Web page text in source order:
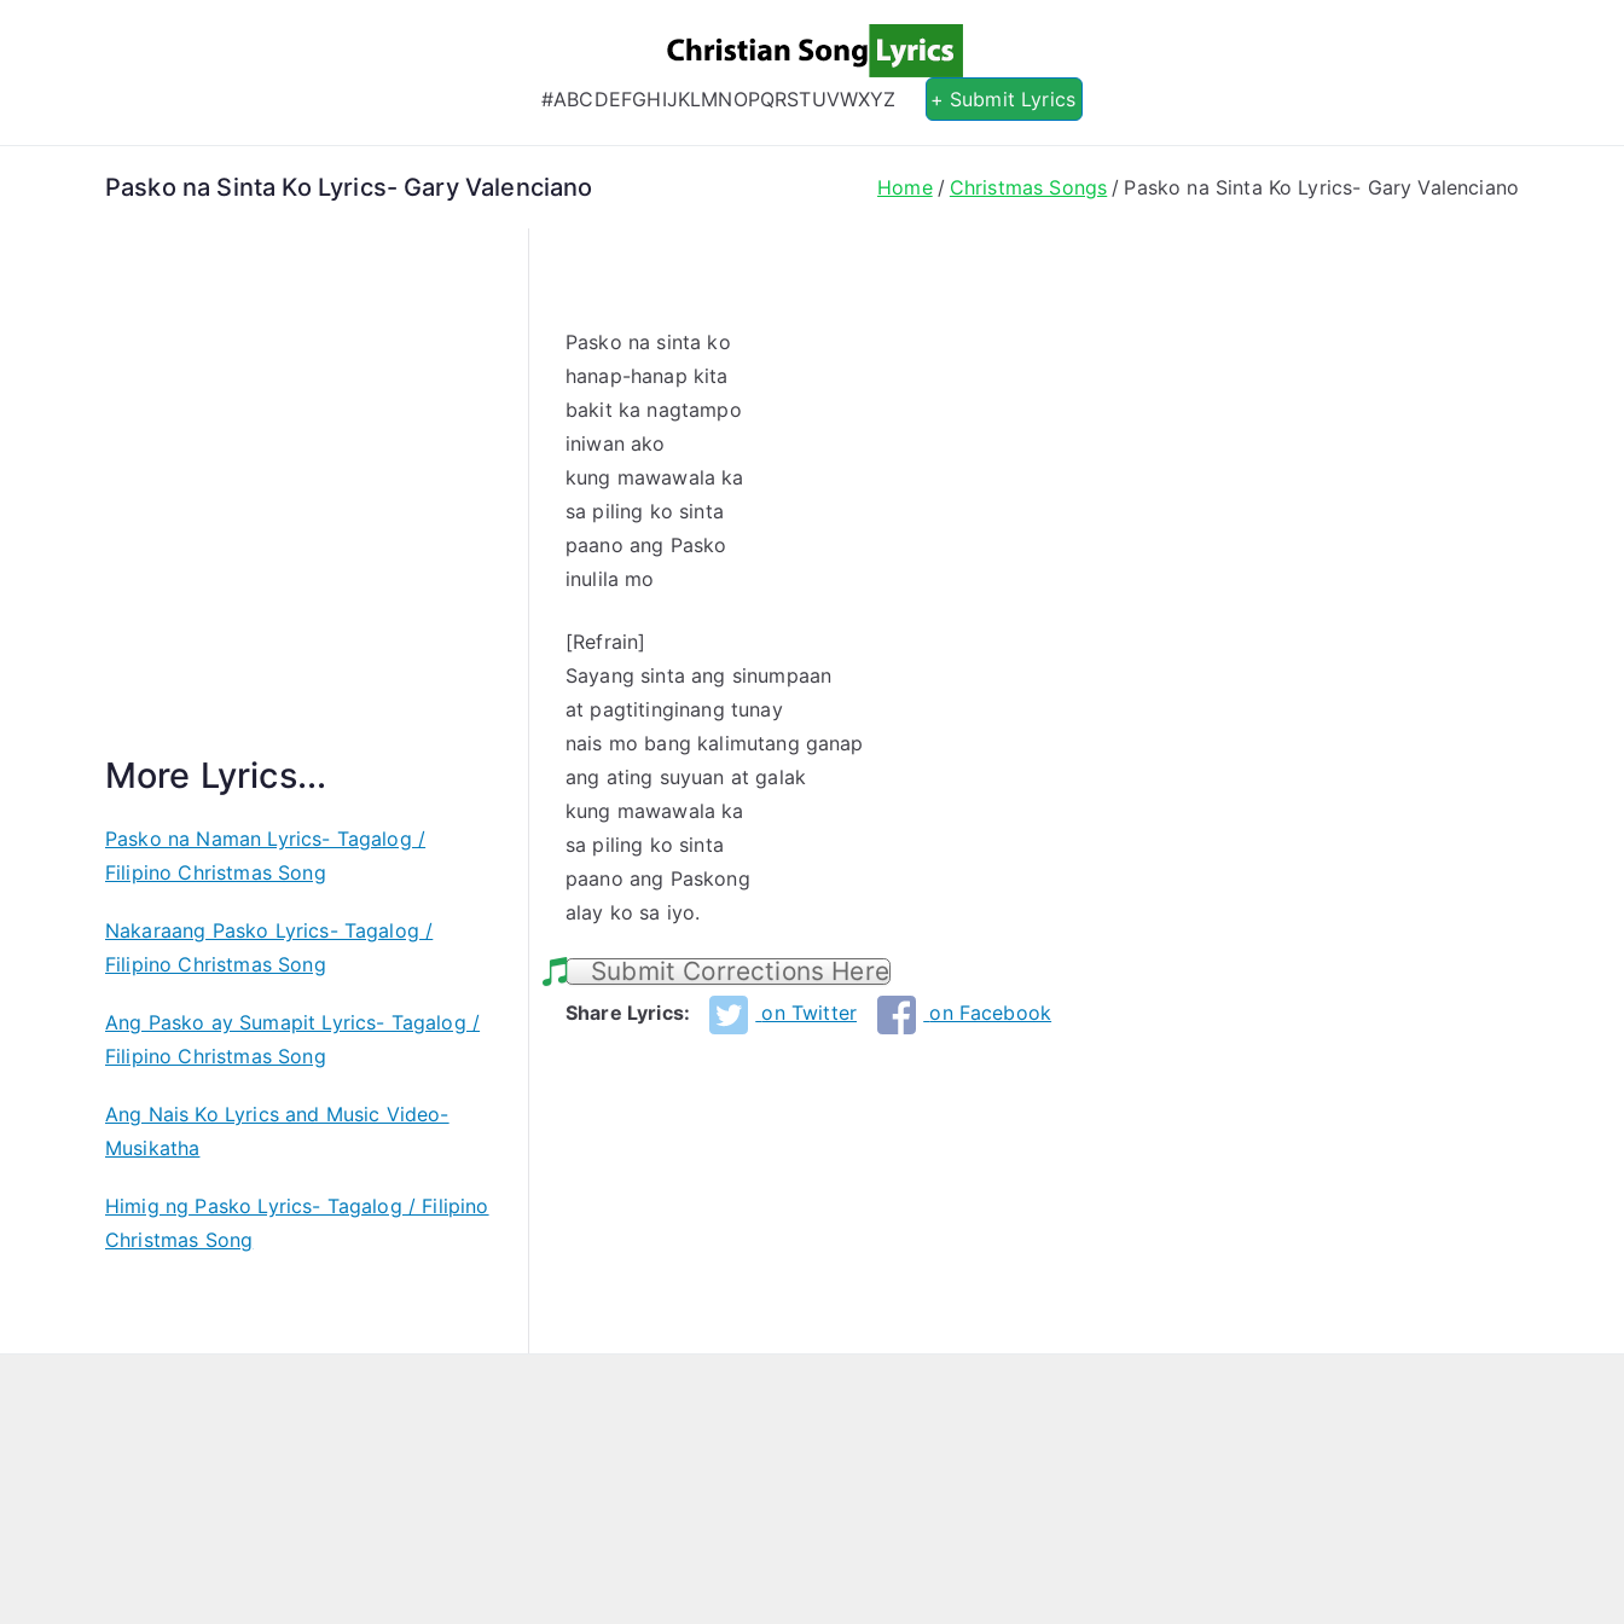
Christian Song Lyrics
Christian Lyrics Online!
#ABCDEFGHIJKLMNOPQRSTUVWXYZ + Submit Lyrics
Pasko na Sinta Ko Lyrics- Gary Valenciano Home Christmas Songs Pasko na Sinta Ko Lyrics- Gary Valenciano
Pasko na sinta ko
hanap-hanap kita
bakit ka nagtampo
iniwan ako
kung mawawala ka
sa piling ko sinta
paano ang Pasko
inulila mo
[Refrain]
Sayang sinta ang sinumpaan
at pagtitinginang tunay
nais mo bang kalimutang ganap
ang ating suyuan at galak
kung mawawala ka
sa piling ko sinta
paano ang Paskong
alay ko sa iyo.
Submit Corrections Here
Share Lyrics: on Twitter on Facebook
More Lyrics...
Pasko na Naman Lyrics- Tagalog /
Filipino Christmas Song
Nakaraang Pasko Lyrics- Tagalog /
Filipino Christmas Song
Ang Pasko ay Sumapit Lyrics- Tagalog /
Filipino Christmas Song
Ang Nais Ko Lyrics and Music Video-
Musikatha
Himig ng Pasko Lyrics- Tagalog / Filipino
Christmas Song